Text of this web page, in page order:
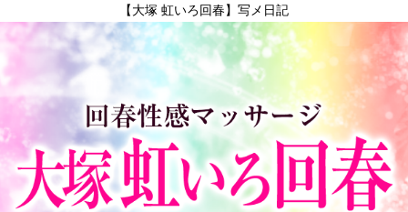
【大塚 虹いろ回春】写メ日記